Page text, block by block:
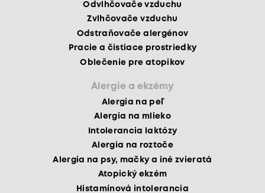
Odvlhčovače vzduchu
Zvlhčovače vzduchu
Odstraňovače alergénov
Pracie a čistiace prostriedky
Oblečenie pre atopikov
Alergie a ekzémy
Alergia na peľ
Alergia na mlieko
Intolerancia laktózy
Alergia na roztoče
Alergia na psy, mačky a iné zvieratá
Atopický ekzém
Histamínová intolerancia